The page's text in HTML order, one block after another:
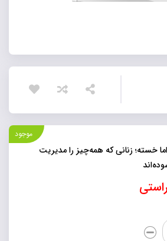
موجود
خسته؛ زنانی که همه‌چیز را مدیریت